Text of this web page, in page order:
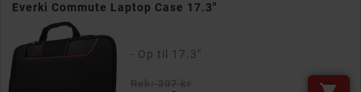
Everki Commute Laptop Case 17.3"
- Op til 17.3"